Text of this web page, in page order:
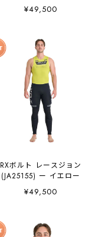
¥49,500
RXボルト レースジョン
(JA25155) ー イエロー
¥49,500